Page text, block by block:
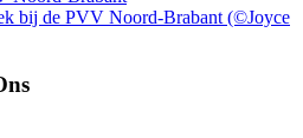
bij de PVV Noord-Brabant (©Joyce